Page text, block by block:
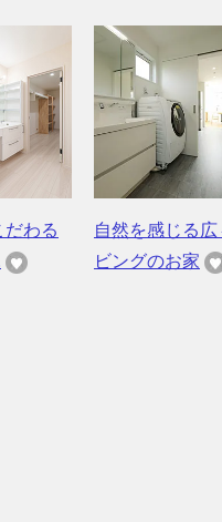
だわる
自然を感じる広
ビングのお家